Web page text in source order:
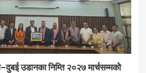
उडानका निम्ति २०२७ मार्चसम्मकोे